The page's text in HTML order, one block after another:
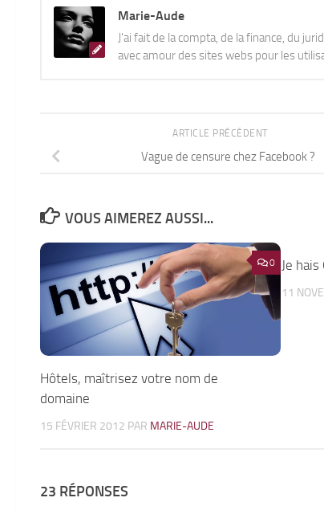
Marie-Aude
J'ai fait de la compta, de la finance, du
avec amour des sites webs pour les
ARTICLE PRÉCÉDENT
Vague de censure chez Facebook ?
VOUS AIMEREZ AUSSI...
0
Hôtels, maîtrisez votre nom de
domaine
15 FÉVRIER 2012 PAR MARIE-AUDE
Je hais
11
23 RÉPONSES